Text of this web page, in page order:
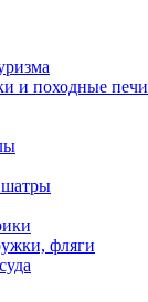
и походные печи
шатры
фляги